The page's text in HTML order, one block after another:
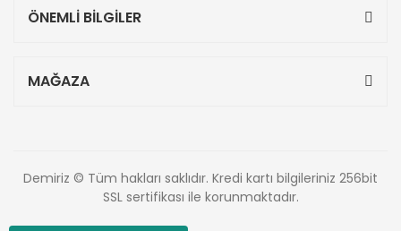
ÖNEMLİ BİLGİLER
MAĞAZA
Demiriz © Tüm hakları saklıdır. Kredi kartı bilgileriniz 256bit
SSL sertifikası ile korunmaktadır.